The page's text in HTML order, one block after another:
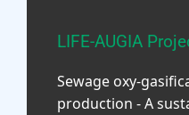
LIFE-AUGIA
Sewage oxy-
production - A